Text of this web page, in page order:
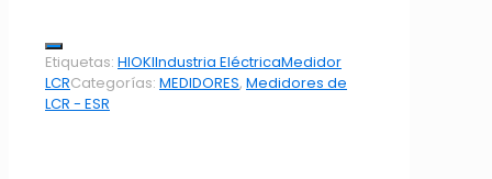
Etiquetas: HIOKIIndustria EléctricaMedidor
LCRCategorías: MEDIDORES, Medidores de
LCR - ESR